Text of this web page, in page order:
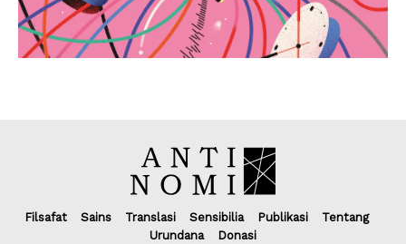
Filsafat Sains Translasi Sensibilia Publikasi
Tentang
Urundana
Donasi